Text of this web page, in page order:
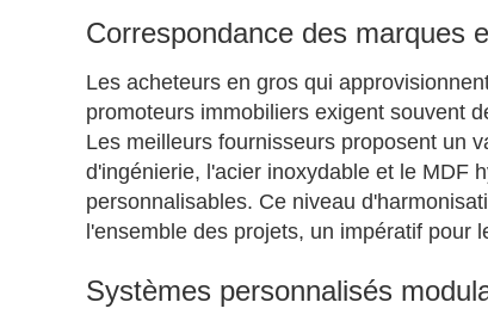
Correspondance des marques
Les acheteurs en gros qui
promoteurs immobiliers exigent souvent
Les meilleurs fournisseurs proposent un
d'ingénierie, l'acier inoxydable et le MDF
personnalisables. Ce niveau
l'ensemble des projets, un impératif pour
Systèmes personnalisés